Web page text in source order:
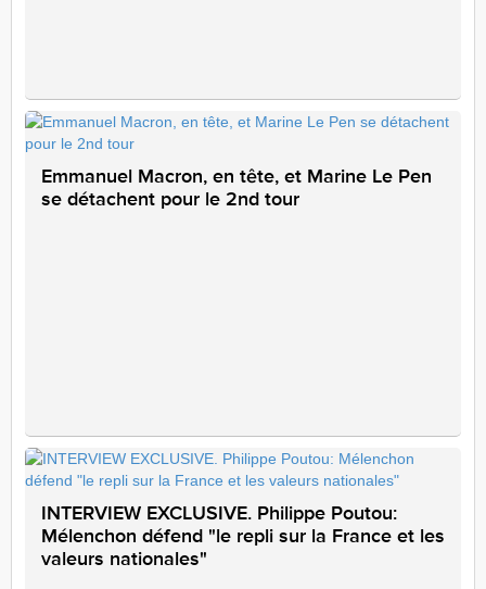
Emmanuel Macron, en tête, et Marine Le Pen
se détachent pour le 2nd tour
INTERVIEW EXCLUSIVE. Philippe Poutou:
Mélenchon défend "le repli sur la France et les
valeurs nationales"